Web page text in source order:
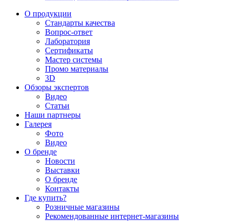
О продукции
Стандарты качества
Вопрос-ответ
Лаборатория
Сертификаты
Мастер системы
Промо материалы
3D
Обзоры экспертов
Видео
Статьи
Наши партнеры
Галерея
Фото
Видео
О бренде
Новости
Выставки
О бренде
Контакты
Где купить?
Розничные магазины
Рекомендованные интернет-магазины